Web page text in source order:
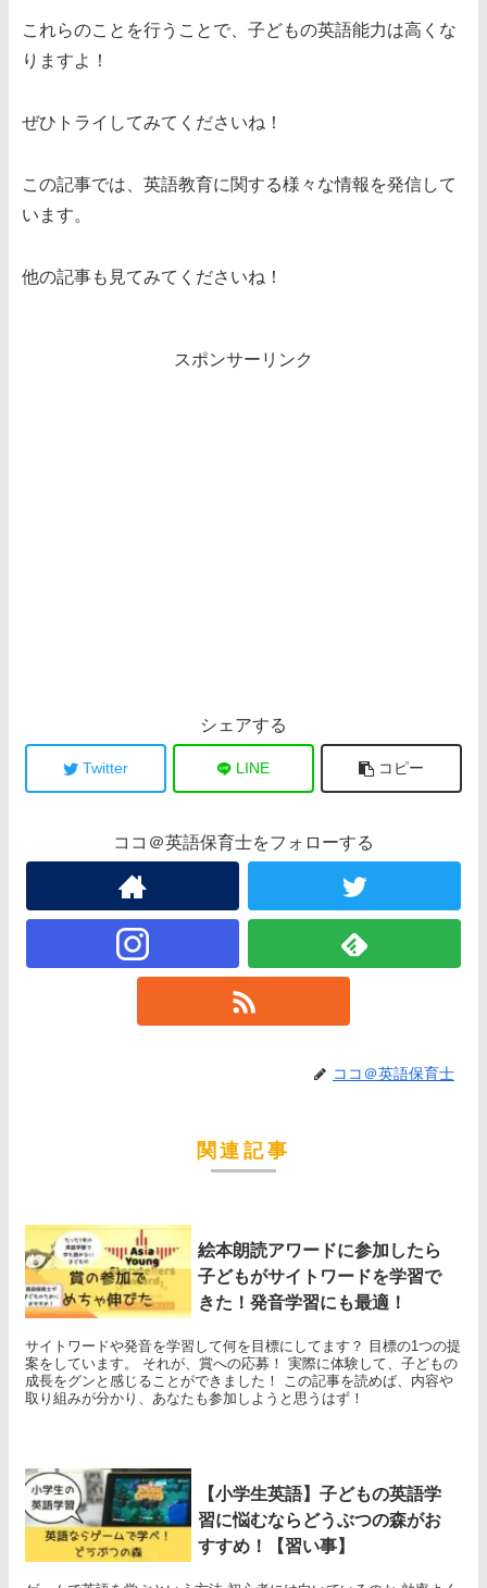
これらのことを行うことで、子どもの英語能力は高くな
りますよ！
ぜひトライしてみてくださいね！
この記事では、英語教育に関する様々な情報を発信して
います。
他の記事も見てみてくださいね！
スポンサーリンク
シェアする
Twitter LINE コピー
ココ＠英語保育士をフォローする
ココ＠英語保育士
関連記事
絵本朗読アワードに参加したら
子どもがサイトワードを学習で
きた！発音学習にも最適！
サイトワードや発音を学習して何を目標にしてます？ 目標の1つの提
案をしています。 それが、賞への応募！ 実際に体験して、子どもの
成長をグンと感じることができました！ この記事を読めば、内容や
取り組みが分かり、あなたも参加しようと思うはず！
【小学生英語】子どもの英語学
習に悩むならどうぶつの森がお
すすめ！【習い事】